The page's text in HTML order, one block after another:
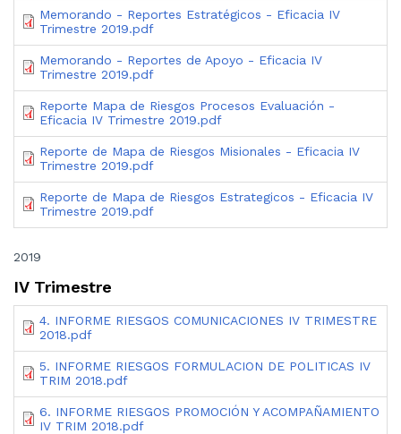
Memorando - Reportes Estratégicos - Eficacia IV
Trimestre 2019.pdf
Memorando - Reportes de Apoyo - Eficacia IV
Trimestre 2019.pdf
Reporte Mapa de Riesgos Procesos Evaluación -
Eficacia IV Trimestre 2019.pdf
Reporte de Mapa de Riesgos Misionales - Eficacia IV
Trimestre 2019.pdf
Reporte de Mapa de Riesgos Estrategicos - Eficacia IV
Trimestre 2019.pdf
2019
IV Trimestre
4. INFORME RIESGOS COMUNICACIONES IV TRIMESTRE
2018.pdf
5. INFORME RIESGOS FORMULACION DE POLITICAS IV
TRIM 2018.pdf
6. INFORME RIESGOS PROMOCIÓN Y ACOMPAÑAMIENTO
IV TRIM 2018.pdf